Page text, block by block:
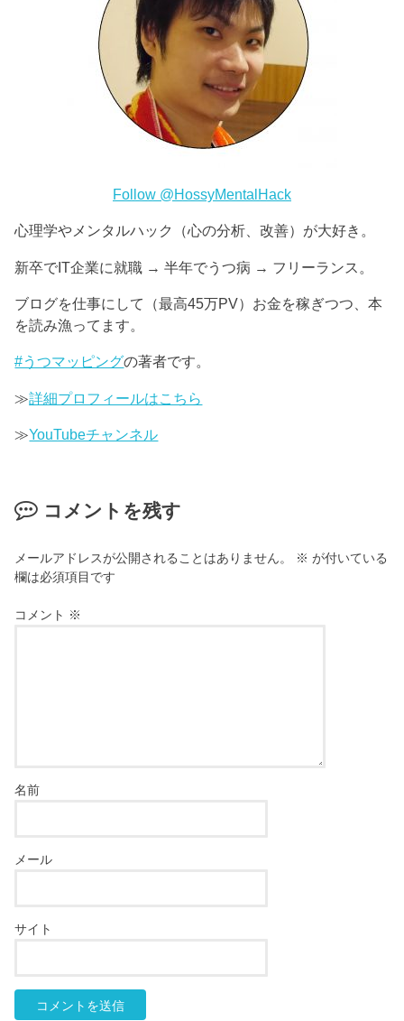
Follow @HossyMentalHack
心理学やメンタルハック（心の分析、改善）が大好き。
新卒でIT企業に就職 → 半年でうつ病 → フリーランス。
ブログを仕事にして（最高45万PV）お金を稼ぎつつ、本
を読み漁ってます。
#うつマッピングの著者です。
≫詳細プロフィールはこちら
≫YouTubeチャンネル
コメントを残す
メールアドレスが公開されることはありません。 ※ が付いている
欄は必須項目です
コメント ※
名前
メール
サイト